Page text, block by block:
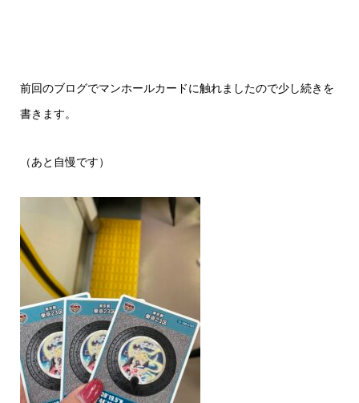
前回のブログでマンホールカードに触れましたので少し続きを
書きます。
（あと自慢です）